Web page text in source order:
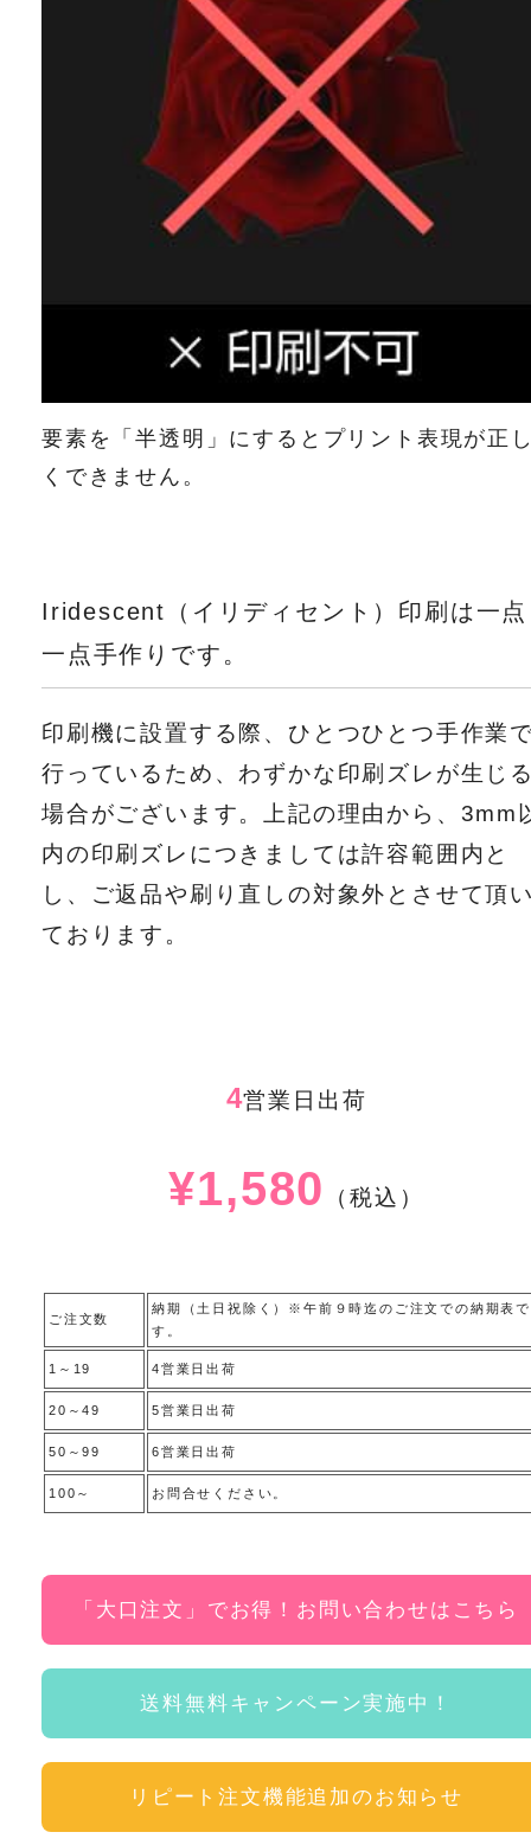
要素を「半透明」にするとプリント表現が正
くできません。
Iridescent（イリディセント）印刷は一点
一点手作りです。
印刷機に設置する際、ひとつひとつ手作業
行っているため、わずかな印刷ズレが生じ
場合がございます。上記の理由から、3mm
内の印刷ズレにつきましては許容範囲内と
し、ご返品や刷り直しの対象外とさせて頂
ております。
4営業日出荷
¥1,580 （税込）
ご注文数
納期（土日祝除く）※午前９時迄のご注文での納期表で
す。
1～19 4営業日出荷
20～49 5営業日出荷
50～99 6営業日出荷
100～ お問合せください。
「大口注文」でお得！お問い合わせはこちら
送料無料キャンペーン実施中！
リピート注文機能追加のお知らせ